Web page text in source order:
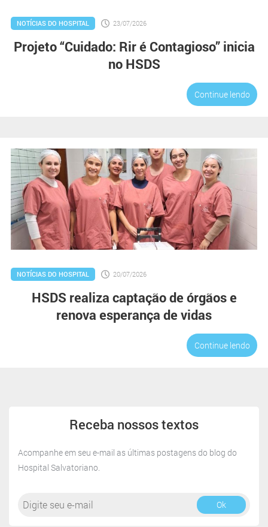
NOTÍCIAS DO HOSPITAL 23/07/2026
Projeto “Cuidado: Rir é Contagioso” inicia
no HSDS
Continue lendo
NOTÍCIAS DO HOSPITAL 20/07/2026
HSDS realiza captação de órgãos e
renova esperança de vidas
Continue lendo
Receba nossos textos
Acompanhe em seu e-mail as últimas postagens do blog do
Hospital Salvatoriano.
Ok